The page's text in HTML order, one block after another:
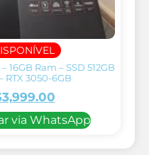
16GB Ram – SSD 512GB
RTX 3050-6GB
3,999.00
via WhatsApp